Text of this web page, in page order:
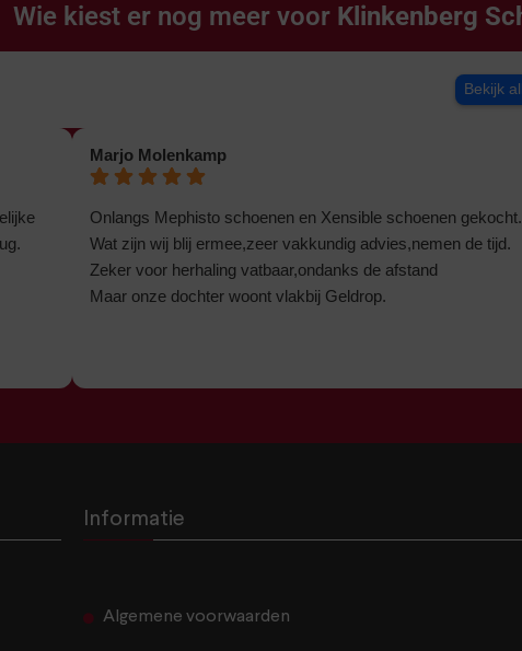
Wie kiest er nog meer voor Klinkenberg
Bekijk
Marjo Molenkamp
Onlangs Mephisto schoenen en Xensible schoenen gekocht.
Wat zijn wij blij ermee,zeer vakkundig advies,nemen de tijd.
Zeker voor herhaling vatbaar,ondanks de afstand
Maar onze dochter woont vlakbij Geldrop.
Informatie
Algemene voorwaarden